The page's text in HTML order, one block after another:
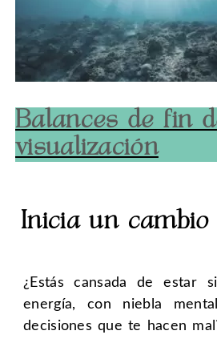
Balances de fin
visualización
Inicia un cambio
¿Estás cansada de estar
energía, con niebla
decisiones que te hacen